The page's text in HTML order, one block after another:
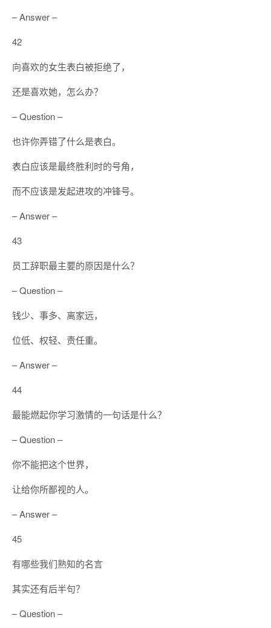
– Answer –
42
向喜欢的女生表白被拒绝了，
还是喜欢她，怎么办？
– Question –
也许你弄错了什么是表白。
表白应该是最终胜利时的号角，
而不应该是发起进攻的冲锋号。
– Answer –
43
员工辞职最主要的原因是什么？
– Question –
钱少、事多、离家远，
位低、权轻、责任重。
– Answer –
44
最能燃起你学习激情的一句话是什么？
– Question –
你不能把这个世界，
让给你所鄙视的人。
– Answer –
45
有哪些我们熟知的名言
其实还有后半句？
– Question –